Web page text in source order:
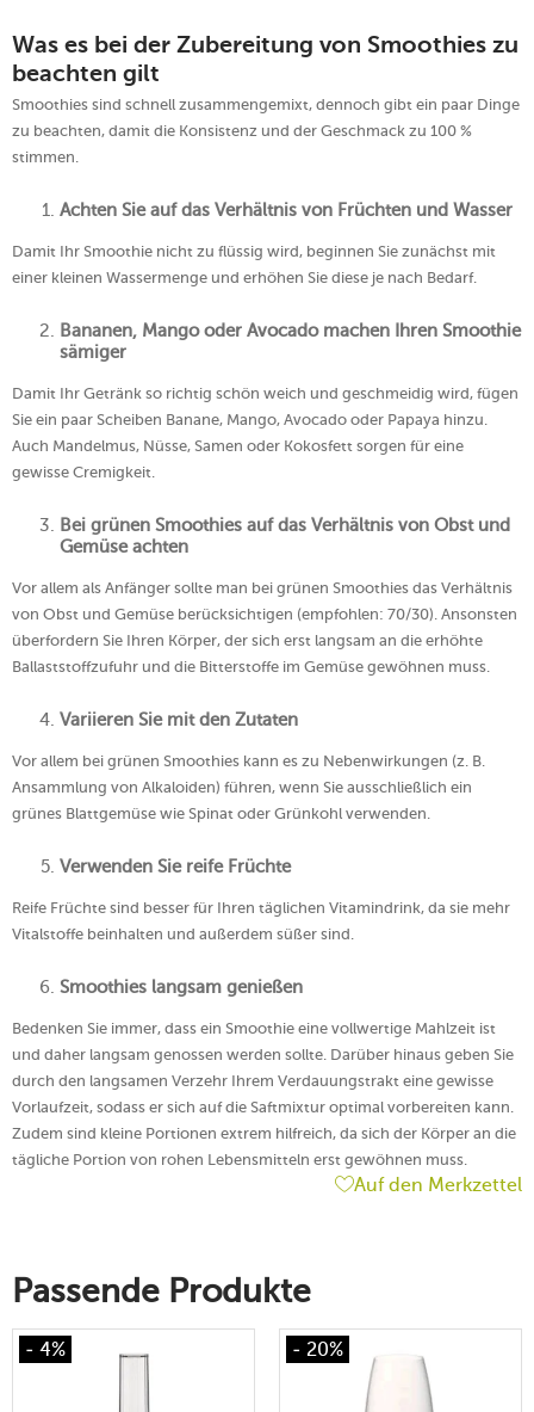
Was es bei der Zubereitung von Smoothies zu
beachten gilt
Smoothies sind schnell zusammengemixt, dennoch gibt ein paar Dinge
zu beachten, damit die Konsistenz und der Geschmack zu 100 %
stimmen.
Achten Sie auf das Verhältnis von Früchten und Wasser
Damit Ihr Smoothie nicht zu flüssig wird, beginnen Sie zunächst mit
einer kleinen Wassermenge und erhöhen Sie diese je nach Bedarf.
Bananen, Mango oder Avocado machen Ihren Smoothie
sämiger
Damit Ihr Getränk so richtig schön weich und geschmeidig wird, fügen
Sie ein paar Scheiben Banane, Mango, Avocado oder Papaya hinzu.
Auch Mandelmus, Nüsse, Samen oder Kokosfett sorgen für eine
gewisse Cremigkeit.
Bei grünen Smoothies auf das Verhältnis von Obst und
Gemüse achten
Vor allem als Anfänger sollte man bei grünen Smoothies das Verhältnis
von Obst und Gemüse berücksichtigen (empfohlen: 70/30). Ansonsten
überfordern Sie Ihren Körper, der sich erst langsam an die erhöhte
Ballaststoffzufuhr und die Bitterstoffe im Gemüse gewöhnen muss.
Variieren Sie mit den Zutaten
Vor allem bei grünen Smoothies kann es zu Nebenwirkungen (z. B.
Ansammlung von Alkaloiden) führen, wenn Sie ausschließlich ein
grünes Blattgemüse wie Spinat oder Grünkohl verwenden.
Verwenden Sie reife Früchte
Reife Früchte sind besser für Ihren täglichen Vitamindrink, da sie mehr
Vitalstoffe beinhalten und außerdem süßer sind.
Smoothies langsam genießen
Bedenken Sie immer, dass ein Smoothie eine vollwertige Mahlzeit ist
und daher langsam genossen werden sollte. Darüber hinaus geben Sie
durch den langsamen Verzehr Ihrem Verdauungstrakt eine gewisse
Vorlaufzeit, sodass er sich auf die Saftmixtur optimal vorbereiten kann.
Zudem sind kleine Portionen extrem hilfreich, da sich der Körper an die
tägliche Portion von rohen Lebensmitteln erst gewöhnen muss.
Auf den Merkzettel
Passende Produkte
- 4% - 20%